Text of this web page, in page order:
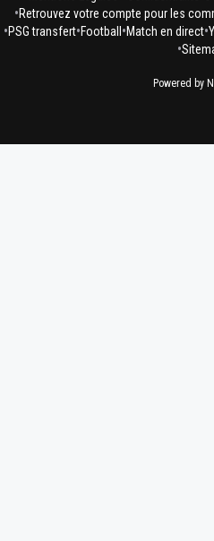
•Retrouvez votre compte pour les
•PSG transfert•Football •Match en direct•
•
Powered by